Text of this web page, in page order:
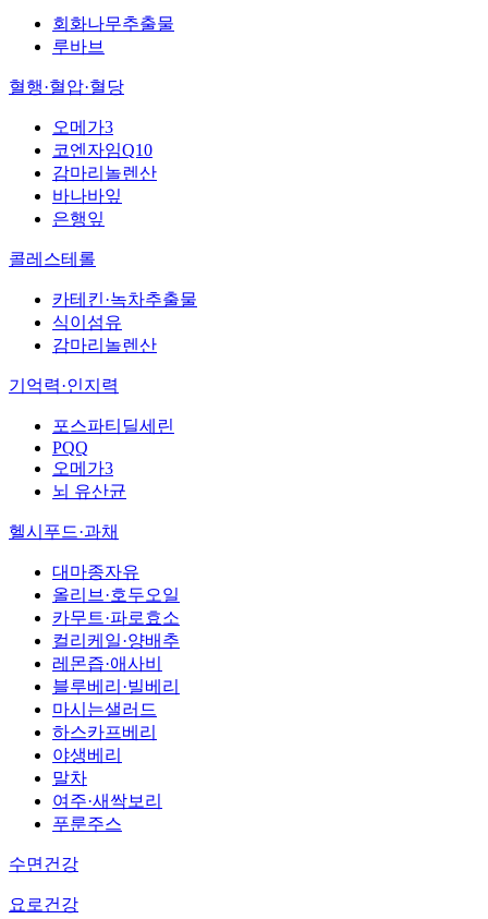
회화나무추출물
루바브
혈행·혈압·혈당
오메가3
코엔자임Q10
감마리놀렌산
바나바잎
은행잎
콜레스테롤
카테킨·녹차추출물
식이섬유
감마리놀렌산
기억력·인지력
포스파티딜세린
PQQ
오메가3
뇌 유산균
헬시푸드·과채
대마종자유
올리브·호두오일
카무트·파로효소
컬리케일·양배추
레몬즙·애사비
블루베리·빌베리
마시는샐러드
하스카프베리
야생베리
말차
여주·새싹보리
푸룬주스
수면건강
요로건강